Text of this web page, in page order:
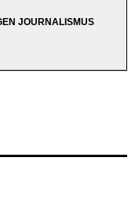
JOURNALISMUS